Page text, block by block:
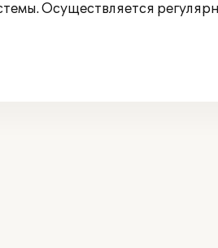
Осуществляется